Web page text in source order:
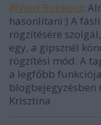
@Void Bunkoid:
hasonlítani:) A
rögzítésére
egy, a gipsznél
rögzítési mód. A
a legfőbb
blogbejegyzésben
Krisztina